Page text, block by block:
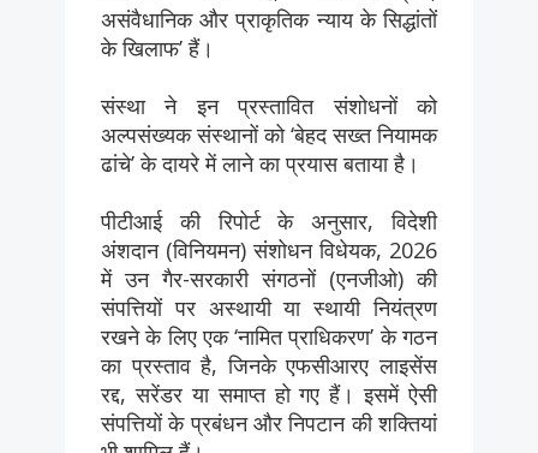
असंवैधानिक और प्राकृतिक न्याय के सिद्धांतों
के खिलाफ’ हैं।
संस्था ने इन प्रस्तावित संशोधनों को
अल्पसंख्यक संस्थानों को ‘बेहद सख्त नियामक
ढांचे’ के दायरे में लाने का प्रयास बताया है।
पीटीआई की रिपोर्ट के अनुसार, विदेशी
अंशदान (विनियमन) संशोधन विधेयक, 2026
में उन गैर-सरकारी संगठनों (एनजीओ) की
संपत्तियों पर अस्थायी या स्थायी नियंत्रण
रखने के लिए एक ‘नामित प्राधिकरण’ के गठन
का प्रस्ताव है, जिनके एफसीआरए लाइसेंस
रद्द, सरेंडर या समाप्त हो गए हैं। इसमें ऐसी
संपत्तियों के प्रबंधन और निपटान की शक्तियां